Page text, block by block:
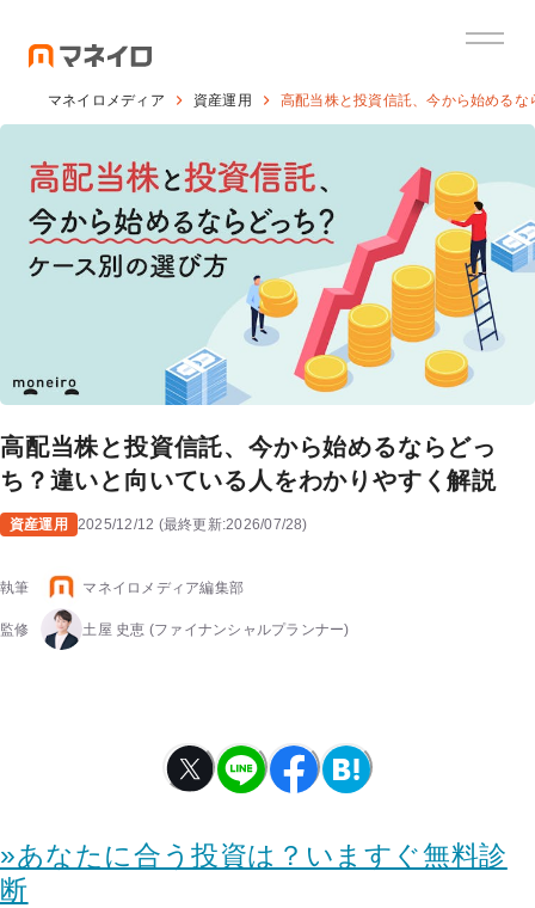
マネイロメディア 資産運用 高配当株と投資信託、今から始める
高配当株と投資信託、今から始めるならどっ
ち？違いと向いている人をわかりやすく解説
資産運用 2025/12/12 (最終更新:2026/07/28)
執筆 マネイロメディア編集部
監修 土屋 史恵 (ファイナンシャルプランナー)
»あなたに合う投資は？いますぐ無料診
断